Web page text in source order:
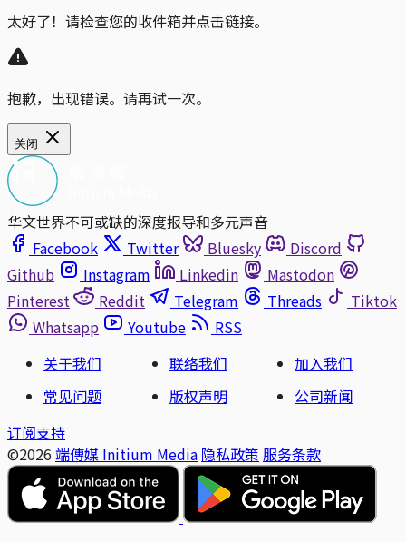
太好了！请检查您的收件箱并点击链接。
抱歉，出现错误。请再试一次。
关闭
华文世界不可或缺的深度报导和多元声音
Facebook
Twitter Bluesky
Discord
Github
Instagram Linkedin
Mastodon
Pinterest
Reddit Telegram Threads
Tiktok
Whatsapp
Youtube
RSS
关于我们
联络我们
加入我们
常见问题
版权声明
公司新闻
订阅支持
©2026 端傳媒 Initium Media 隐私政策 服务条款